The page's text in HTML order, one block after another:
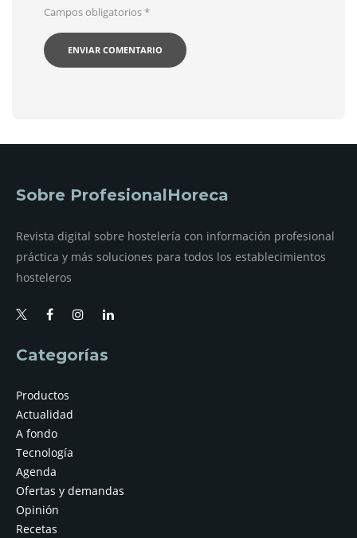
Campos obligatorios*
Sobre ProfesionalHoreca
Revista digital sobre hostelería con información profesional
práctica y más soluciones para todos los establecimientos
hosteleros
Categorías
Productos
Actualidad
A fondo
Tecnología
Agenda
Ofertas y demandas
Opinión
Recetas